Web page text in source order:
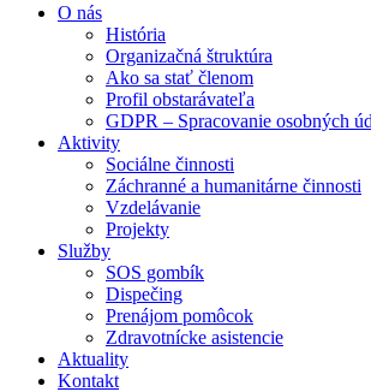
O nás
História
Organizačná štruktúra
Ako sa stať členom
Profil obstarávateľa
GDPR – Spracovanie osobných
Aktivity
Sociálne činnosti
Záchranné a humanitárne činnosti
Vzdelávanie
Projekty
Služby
SOS gombík
Dispečing
Prenájom pomôcok
Zdravotnícke asistencie
Aktuality
Kontakt